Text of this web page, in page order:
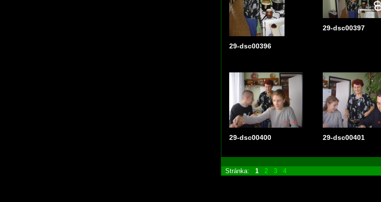
29-dsc00396
29-dsc00397
29-dsc00400 29-dsc00401
Stránka:
1 2 3 4